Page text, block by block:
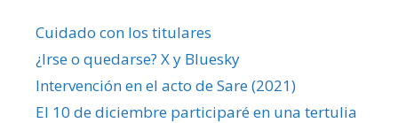
Cuidado con los titulares
¿Irse o quedarse? X y Bluesky
Intervención en el acto de Sare (2021)
El 10 de diciembre participaré en una tertulia